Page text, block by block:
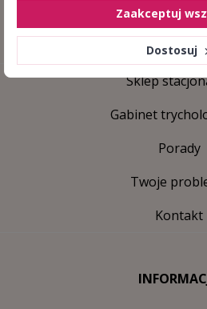
Sklep
Gabinet
Porady
Twoje
Kontakt
Dostosuj
Zaakceptuj